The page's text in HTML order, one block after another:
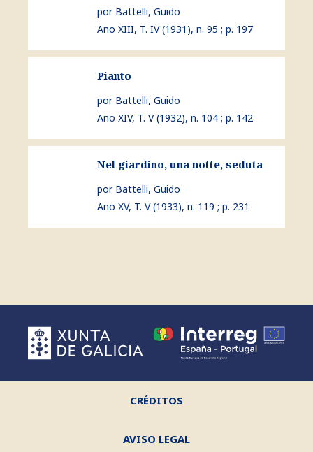
por Battelli, Guido
Ano XIII, T. IV (1931), n. 95 ; p. 197
Pianto
por Battelli, Guido
Ano XIV, T. V (1932), n. 104 ; p. 142
ver Nel giardino, una notte, seduta
Nel giardino, una notte, seduta
por Battelli, Guido
Ano XV, T. V (1933), n. 119 ; p. 231
CRÉDITOS
AVISO LEGAL